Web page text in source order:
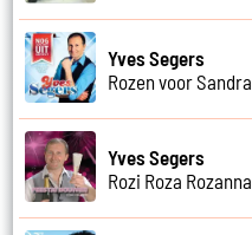
Yves Segers
Rozen voor Sandra
Yves Segers
Rozi Roza Rozanna